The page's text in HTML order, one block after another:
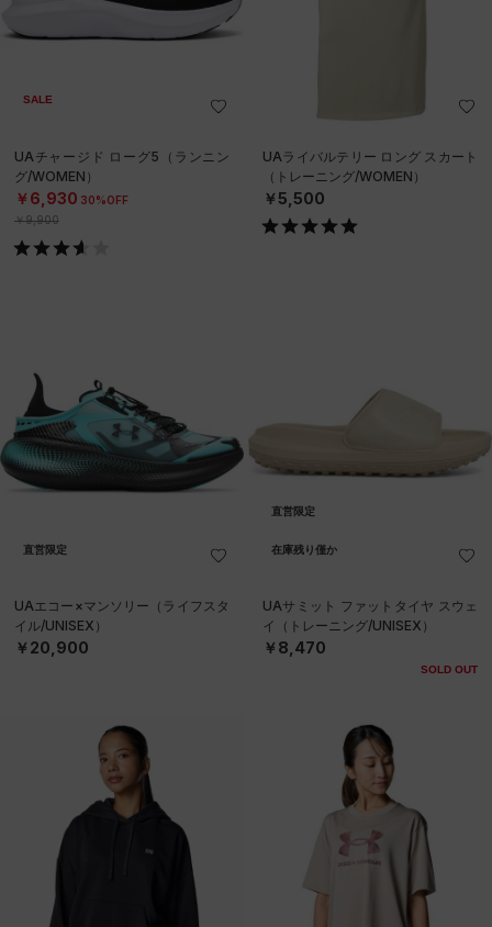
SALE
UAチャージド ローグ5（ランニン
グ/WOMEN）
￥6,930 30%OFF
￥9,900
UAライバルテリー ロング スカート
（トレーニング/WOMEN）
￥5,500
直営限定
UAエコー×マンソリー（ライフスタ
イル/UNISEX）
￥20,900
直営限定
在庫残り僅か
UAサミット ファットタイヤ スウェ
イ（トレーニング/UNISEX）
￥8,470
SOLD OUT